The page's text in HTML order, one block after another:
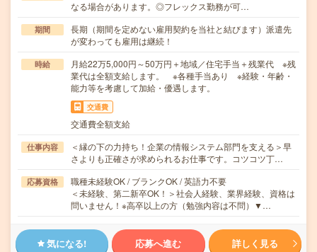
なる場合があります。◎フレックス勤務が可…
期間
長期（期間を定めない雇用契約を当社と結びます）派遣先
が変わっても雇用は継続！
時給
月給22万5,000円～50万円＋地域／住宅手当＋残業代 ※残
業代は全額支給します。 ※各種手当あり ※経験・年齢・
能力等を考慮して加給・優遇します。
交通費
交通費全額支給
仕事内容
＜縁の下の力持ち！企業の情報システム部門を支える＞早
さよりも正確さが求められるお仕事です。コツコツ丁…
応募資格
職種未経験OK / ブランクOK / 英語力不要
＜未経験、第二新卒OK！＞社会人経験、業界経験、資格は
問いません！※高卒以上の方（勉強内容は不問）▼…
気になる! 応募へ進む 詳しく見る